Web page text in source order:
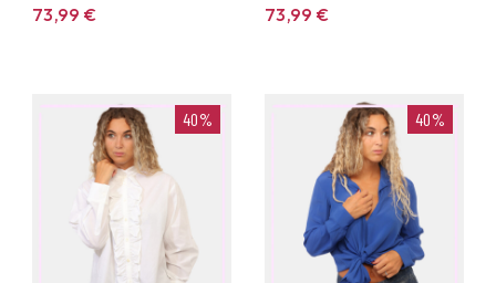
73,99€
73,99€
40% 40%